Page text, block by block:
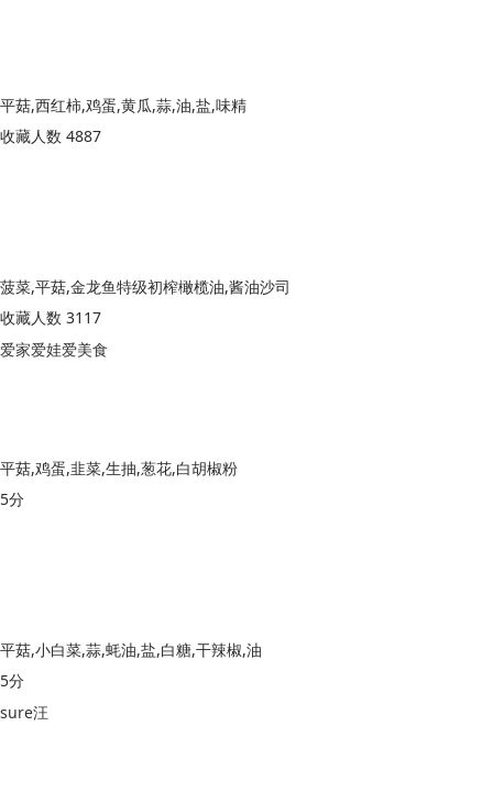
平菇,西红柿,鸡蛋,黄瓜,蒜,油,盐,味精
收藏人数 4887
菠菜,平菇,金龙鱼特级初榨橄榄油,酱油沙司
收藏人数 3117
爱家爱娃爱美食
平菇,鸡蛋,韭菜,生抽,葱花,白胡椒粉
5分
平菇,小白菜,蒜,蚝油,盐,白糖,干辣椒,油
5分
sure汪